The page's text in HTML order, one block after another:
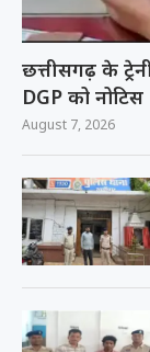
छत्तीसगढ़ के
DGP को नोटिस
August 7, 2026